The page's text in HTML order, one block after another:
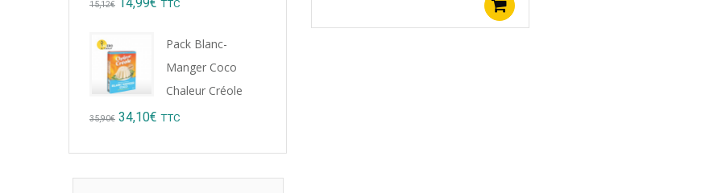
was:
is:
15,12€
was:
15,12€.
TTC
Pack Blanc-
Manger Coco
Chaleur Créole
35,90€ Original
34,10€ Current
TTC